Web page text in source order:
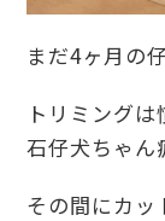
まだ4ヶ月の
トリミング
石仔犬ちゃん
その間にカッ